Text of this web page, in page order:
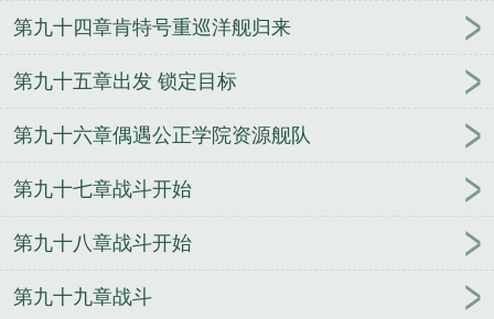
第九十四章肯特号重巡洋舰归来
第九十五章出发 锁定目标
第九十六章偶遇公正学院资源舰队
第九十七章战斗开始
第九十八章战斗开始
第九十九章战斗